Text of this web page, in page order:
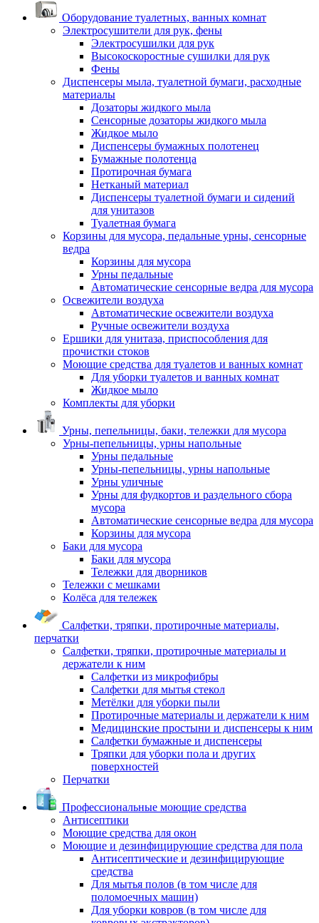
Оборудование туалетных, ванных комнат
Электросушители для рук, фены
Электросушилки для рук
Высокоскоростные сушилки для рук
Фены
Диспенсеры мыла, туалетной бумаги, расходные
материалы
Дозаторы жидкого мыла
Сенсорные дозаторы жидкого мыла
Жидкое мыло
Диспенсеры бумажных полотенец
Бумажные полотенца
Протирочная бумага
Нетканый материал
Диспенсеры туалетной бумаги и сидений
для унитазов
Туалетная бумага
Корзины для мусора, педальные урны, сенсорные
ведра
Корзины для мусора
Урны педальные
Автоматические сенсорные ведра для мусора
Освежители воздуха
Автоматические освежители воздуха
Ручные освежители воздуха
Ершики для унитаза, приспособления для
прочистки стоков
Моющие средства для туалетов и ванных комнат
Для уборки туалетов и ванных комнат
Жидкое мыло
Комплекты для уборки
Урны, пепельницы, баки, тележки для мусора
Урны-пепельницы, урны напольные
Урны педальные
Урны-пепельницы, урны напольные
Урны уличные
Урны для фудкортов и раздельного сбора
мусора
Автоматические сенсорные ведра для мусора
Корзины для мусора
Баки для мусора
Баки для мусора
Тележки для дворников
Тележки с мешками
Колёса для тележек
Салфетки, тряпки, протирочные материалы,
перчатки
Салфетки, тряпки, протирочные материалы и
держатели к ним
Салфетки из микрофибры
Салфетки для мытья стекол
Метёлки для уборки пыли
Протирочные материалы и держатели к ним
Медицинские простыни и диспенсеры к ним
Салфетки бумажные и диспенсеры
Тряпки для уборки пола и других
поверхностей
Перчатки
Профессиональные моющие средства
Антисептики
Моющие средства для окон
Моющие и дезинфицирующие средства для пола
Антисептические и дезинфицирующие
средства
Для мытья полов (в том числе для
поломоечных машин)
Для уборки ковров (в том числе для